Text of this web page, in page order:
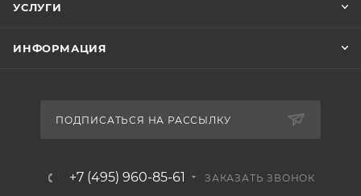
УСЛУГИ
ИНФОРМАЦИЯ
ПОДПИСАТЬСЯ НА РАССЫЛКУ
+7 (495) 960-85-61 ЗАКАЗАТЬ ЗВОНОК